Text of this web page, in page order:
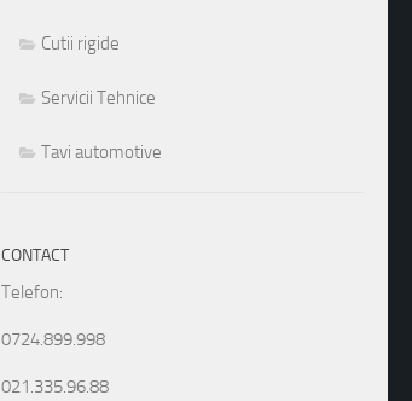
Cutii rigide
Servicii Tehnice
Tavi automotive
CONTACT
Telefon:
0724.899.998
021.335.96.88